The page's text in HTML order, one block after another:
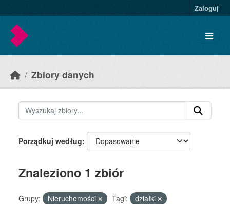
Zaloguj
Zbiory danych
Porządkuj według
Znaleziono 1 zbiór
Grupy: Nieruchomości Tagi:
działki